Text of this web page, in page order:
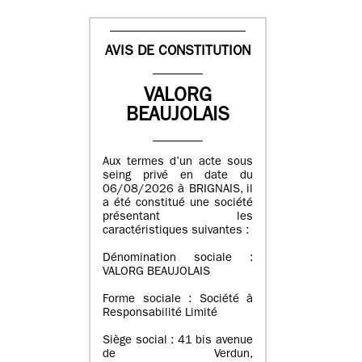
AVIS DE CONSTITUTION
VALORG
BEAUJOLAIS
Aux termes d’un acte sous
seing privé en date du
06/08/2026 à BRIGNAIS, il
a été constitué une société
présentant les
caractéristiques suivantes :
Dénomination sociale :
VALORG BEAUJOLAIS
Forme sociale : Société à
Responsabilité Limité
Siège social : 41 bis avenue
de Verdun,